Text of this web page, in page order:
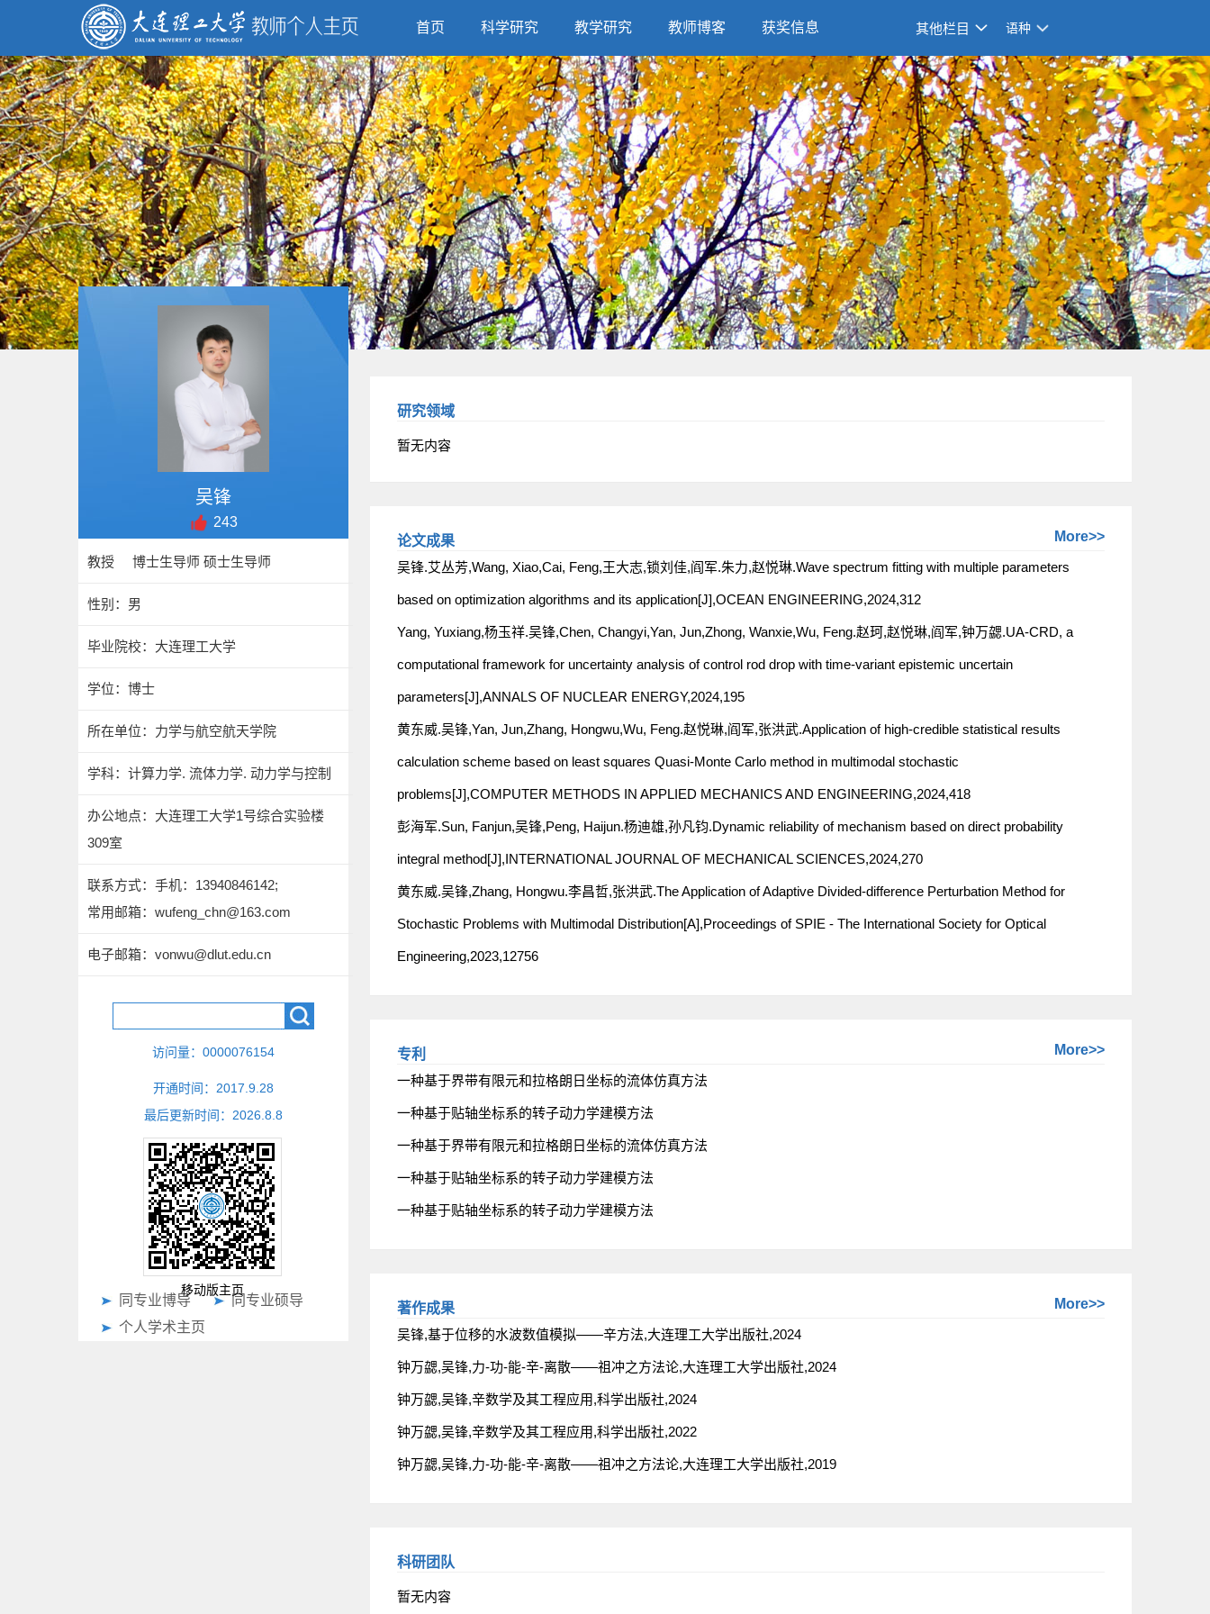
首页 科学研究 教学研究 教师博客 获奖信息 其他栏目 语种
吴锋
243
教授 博士生导师 硕士生导师
性别：男
毕业院校：大连理工大学
学位：博士
所在单位：力学与航空航天学院
学科：计算力学. 流体力学. 动力学与控制
办公地点：大连理工大学1号综合实验楼
309室
联系方式： 手机：13940846142;
常用邮箱：wufeng_chn@163.com
电子邮箱： vonwu@dlut.edu.cn
访问量： 0000076154
开通时间： 2017 9 28
最后更新时间： 2026 8 8
移动版主页
同专业博导
同专业硕导
个人学术主页
研究领域
暂无内容
论文成果
More>>
吴锋.艾丛芳,Wang, Xiao,Cai, Feng,王大志,锁刘佳,阎军.朱力,赵悦琳.Wave spectrum fitting with multiple parameters
based on optimization algorithms and its application[J],OCEAN ENGINEERING,2024,312
Yang, Yuxiang,杨玉祥.吴锋,Chen, Changyi,Yan, Jun,Zhong, Wanxie,Wu, Feng.赵珂,赵悦琳,阎军,钟万勰.UA-CRD, a
computational framework for uncertainty analysis of control rod drop with time-variant epistemic uncertain
parameters[J],ANNALS OF NUCLEAR ENERGY,2024,195
黄东威.吴锋,Yan, Jun,Zhang, Hongwu,Wu, Feng.赵悦琳,阎军,张洪武.Application of high-credible statistical results
calculation scheme based on least squares Quasi-Monte Carlo method in multimodal stochastic
problems[J],COMPUTER METHODS IN APPLIED MECHANICS AND ENGINEERING,2024,418
彭海军.Sun, Fanjun,吴锋,Peng, Haijun.杨迪雄,孙凡钧.Dynamic reliability of mechanism based on direct probability
integral method[J],INTERNATIONAL JOURNAL OF MECHANICAL SCIENCES,2024,270
黄东威.吴锋,Zhang, Hongwu.李昌哲,张洪武.The Application of Adaptive Divided-difference Perturbation Method for
Stochastic Problems with Multimodal Distribution[A],Proceedings of SPIE - The International Society for Optical
Engineering,2023,12756
专利
More>>
一种基于界带有限元和拉格朗日坐标的流体仿真方法
一种基于贴轴坐标系的转子动力学建模方法
一种基于界带有限元和拉格朗日坐标的流体仿真方法
一种基于贴轴坐标系的转子动力学建模方法
一种基于贴轴坐标系的转子动力学建模方法
著作成果
More>>
吴锋,基于位移的水波数值模拟——辛方法,大连理工大学出版社,2024
钟万勰,吴锋,力-功-能-辛-离散——祖冲之方法论,大连理工大学出版社,2024
钟万勰,吴锋,辛数学及其工程应用,科学出版社,2024
钟万勰,吴锋,辛数学及其工程应用,科学出版社,2022
钟万勰,吴锋,力-功-能-辛-离散——祖冲之方法论,大连理工大学出版社,2019
科研团队
暂无内容